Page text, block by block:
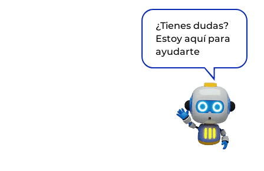
¿Tienes dudas?
Estoy aquí para
ayudarte